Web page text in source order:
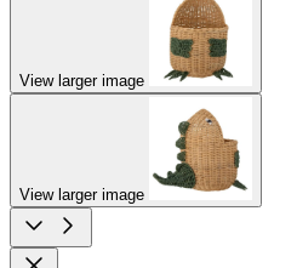
View larger image
View larger image